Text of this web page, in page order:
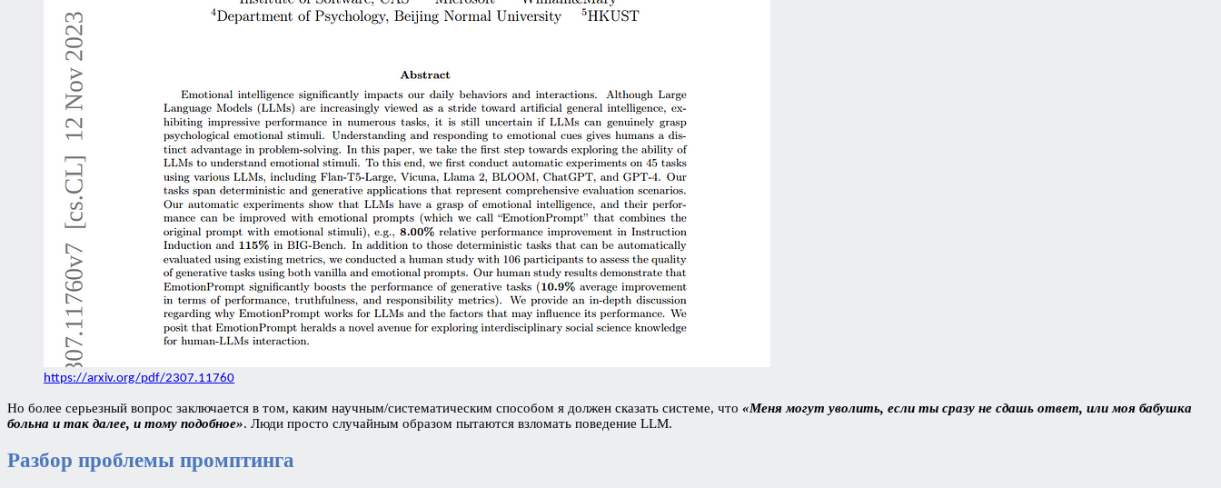
https://arxiv.org/pdf/2307.11760
Но более серьезный вопрос заключается в том, каким научным/систематическим способом я должен сказать системе, что «Меня могут уволить, если ты сразу не сдашь ответ, или моя бабушка
больна и так далее, и тому подобное». Люди просто случайным образом пытаются взломать поведение LLM.
Разбор проблемы промптинга